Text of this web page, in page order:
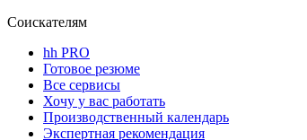
Соискателям
hh PRO
Готовое резюме
Все сервисы
Хочу у вас работать
Производственный календарь
Экспертная рекомендация